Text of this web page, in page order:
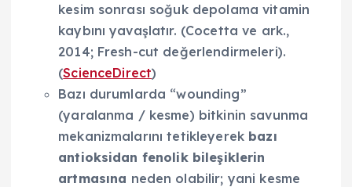
kesim sonrası soğuk depolama vitamin
kaybını yavaşlatır. (Cocetta ve ark.,
2014; Fresh-cut değerlendirmeleri).
(ScienceDirect)
Bazı durumlarda “wounding”
(yaralanma / kesme) bitkinin savunma
mekanizmalarını tetikleyerek bazı
antioksidan fenolik bileşiklerin
artmasına neden olabilir; yani kesme